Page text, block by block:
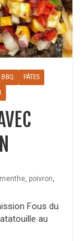
BBQ PÂTES
menthe, poivron,
Fous du
au